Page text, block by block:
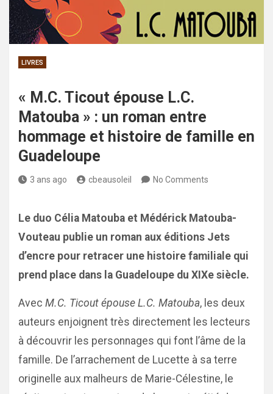
LIVRES
« M.C. Ticout épouse L.C.
Matouba » : un roman entre
hommage et histoire de famille en
Guadeloupe
3 ans ago cbeausoleil No Comments
Le duo Célia Matouba et Médérick Matouba-
Vouteau publie un roman aux éditions Jets
d’encre pour retracer une histoire familiale qui
prend place dans la Guadeloupe du XIXe siècle.
Avec M.C. Ticout épouse L.C. Matouba, les deux
auteurs enjoignent très directement les lecteurs
à découvrir les personnages qui font l’âme de la
famille. De l’arrachement de Lucette à sa terre
originelle aux malheurs de Marie-Célestine, le